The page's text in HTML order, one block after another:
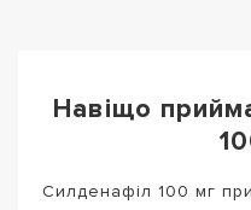
Навіщо
Силденафіл 100 мг